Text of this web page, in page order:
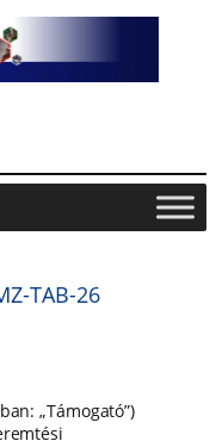
TAB-26
„Támogató”)